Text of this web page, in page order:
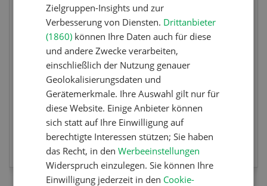
Sind Sie in der Fischzucht tätig oder
interessieren Sie sich für das Thema? In
diesem Fall ist unser FBA-Weiterbildungskurs
die perfekte Wahl für Sie. Der Abschluss lässt
sich mit einem Praktikum zum fachbezogenen,
berufsunabhängigen Ausweis erweitern.
MEHR ZUR VERANSTALTUNG
Zielgruppen-Insights und zur
Verbesserung von Diensten. Drittanbieter
(1860) können Ihre Daten auch für diese
und andere Zwecke verarbeiten,
einschließlich der Nutzung genauer
Geolokalisierungsdaten und
Gerätemerkmale. Ihre Auswahl gilt nur für
diese Website. Einige Anbieter können
sich statt auf Ihre Einwilligung auf
berechtigte Interessen stützen; Sie haben
das Recht, in denWerbeeinstellungen
Widerspruch einzulegen. Sie können Ihre
Einwilligung jederzeit in den Cookie-